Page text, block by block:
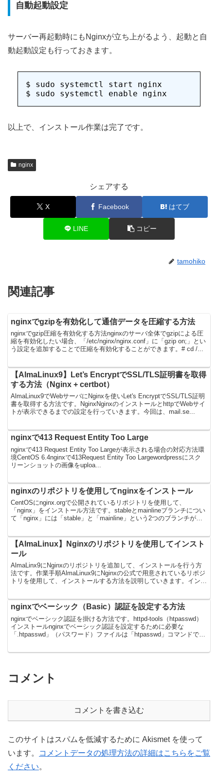
自動起動設定
サーバー再起動時にもNginxが立ち上がるよう、起動と自
動起動設定も行っておきます。
$ sudo systemctl start nginx
以上で、インストール作業は完了です。
nginx
シェアする
X Facebook はてブ
LINE コピー
tamohiko
関連記事
nginxでgzipを有効化して通信データを圧縮する方法
nginxでgzip圧縮を有効化する方法nginxのサーバ全体でgzipによる圧
縮を有効化したい場合、「/etc/nginx/nginx.conf」に「gzip on;」とい
う設定を追加することで圧縮を有効化することができます。# cd /...
【AlmaLinux9】Let’s EncryptでSSL/TLS証明書を取得
する方法（Nginx + certbot）
AlmaLinux9でWebサーバにNginxを使いLet's EncryptでSSL/TLS証明
書を取得する方法です。NginxNginxのインストールとhttpでWebサイ
トが表示できるまでの設定を行っていきます。今回は、mail.se...
nginxで413 Request Entity Too Large
nginxで413 Request Entity Too Largeが表示される場合の対応方法環
境CentOS 6.4nginxで413Request Entity Too Largewordpressにスク
リーンショットの画像をuploa...
nginxのリポジトリを使用してnginxをインストール
CentOSにnginx.orgで公開されているリポジトリを使用して、
「nginx」をインストール方法です。stableとmainlineブランチについ
て「nginx」には「stable」と「mainline」という2つのブランチが用
【AlmaLinux】Nginxのリポジトリを使用してインスト
ール
AlmaLinx9にNginxのリポジトリを追加して、インストールを行う方
法です。作業手順AlmaLinux9にNginxの公式で用意されているリポジ
トリを使用して、インストールする方法を説明していきます。インス
nginxでベーシック（Basic）認証を設定する方法
nginxでベーシック認証を掛ける方法です。httpd-tools（htpasswd）
インストールnginxでベーシック認証を設定するために必要な
「.htpasswd」（パスワード）ファイルは「htpasswd」コマンドで作
コメント
コメントを書き込む
このサイトはスパムを低減するために Akismet を使って
います。
コメントデータの処理方法の詳細はこちらをご覧
ください。